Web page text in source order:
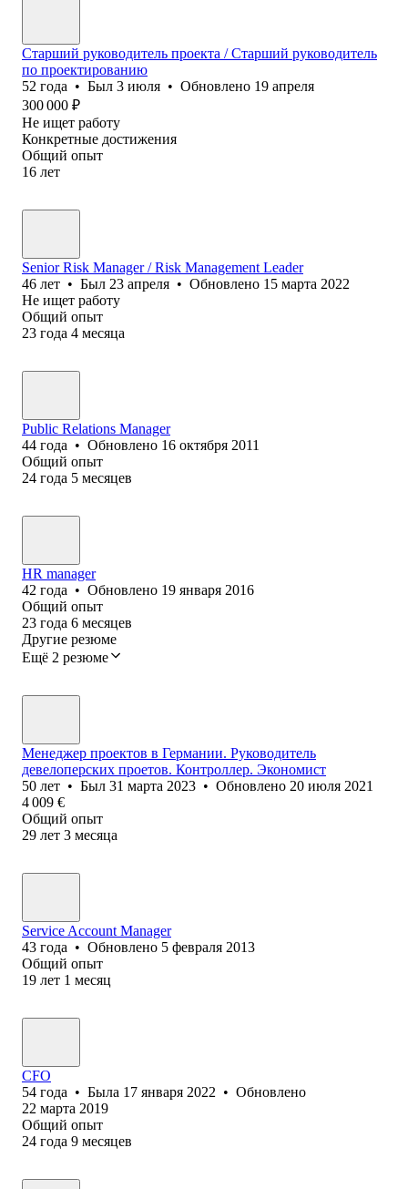
Старший руководитель проекта / Старший руководитель
по проектированию
52 года • Был 3 июля • Обновлено 19 апреля
300 000 ₽
Не ищет работу
Конкретные достижения
Общий опыт
16 лет
Senior Risk Manager / Risk Management Leader
46 лет • Был 23 апреля • Обновлено 15 марта 2022
Не ищет работу
Общий опыт
23 года 4 месяца
Public Relations Manager
44 года • Обновлено 16 октября 2011
Общий опыт
24 года 5 месяцев
HR manager
42 года • Обновлено 19 января 2016
Общий опыт
23 года 6 месяцев
Другие резюме
Ещё 2 резюме
Менеджер проектов в Германии. Руководитель
девелоперских проетов. Контроллер. Экономист
50 лет • Был 31 марта 2023 • Обновлено 20 июля 2021
4 009 €
Общий опыт
29 лет 3 месяца
Service Account Manager
43 года • Обновлено 5 февраля 2013
Общий опыт
19 лет 1 месяц
CFO
54 года • Была 17 января 2022 • Обновлено
22 марта 2019
Общий опыт
24 года 9 месяцев